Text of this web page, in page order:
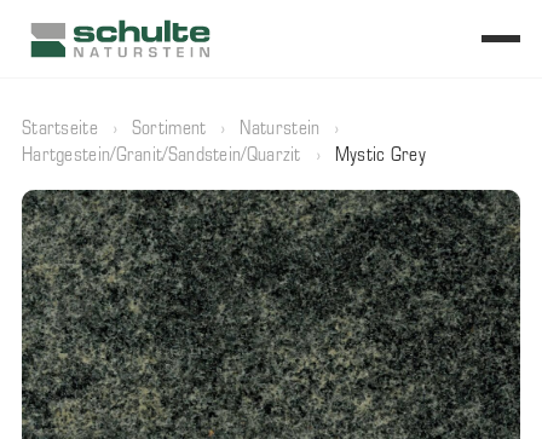
Startseite › Sortiment › Naturstein
›
Hartgestein/Granit/Sandstein/Quarzit
› Mystic Grey